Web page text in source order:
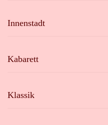
Innenstadt
Kabarett
Klassik